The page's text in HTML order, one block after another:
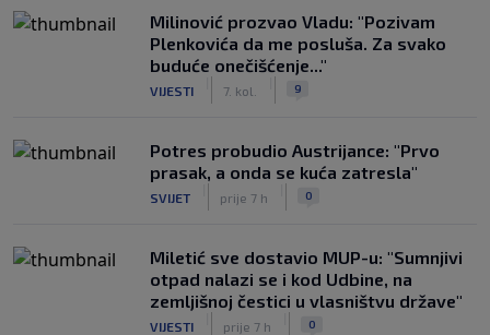
Milinović prozvao Vladu: "Pozivam
Plenkovića da me posluša. Za svako
buduće onečišćenje..."
VIJESTI 7. kol. 9
Potres probudio Austrijance: "Prvo
prasak, a onda se kuća zatresla"
SVIJET prije 7 h 0
Miletić sve dostavio MUP-u: "Sumnjivi
otpad nalazi se i kod Udbine, na
zemljišnoj čestici u vlasništvu države"
VIJESTI prije 7 h 0